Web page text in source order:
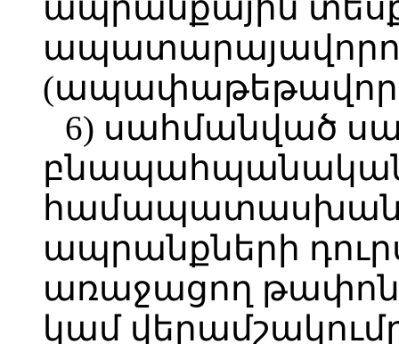
ապրանքային
6) սահմանված
բնապահպանական
համապատասխան
ապրանքների
առաջացող
կամ